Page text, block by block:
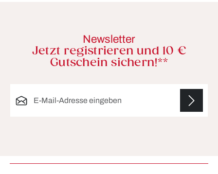
Newsletter
Jetzt registrieren und 10 €
Gutschein sichern!**